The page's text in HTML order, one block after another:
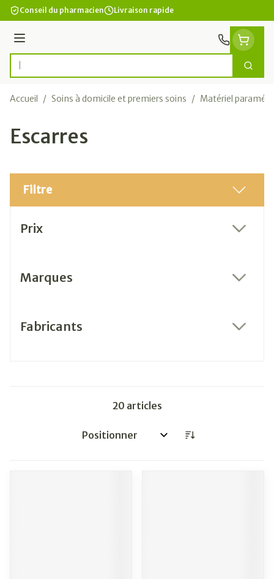
Aller au contenu
Conseil du pharmacien Livraison rapide
Menu
Rechercher
Accueil / Soins à domicile et premiers soins / Matériel
Escarres
Filtre
Prix
Marques
Fabricants
20 articles
Trier par: